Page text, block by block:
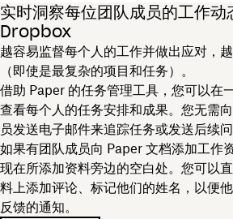
实时洞察每位团队成员的工作动
Dropbox
越容易监督每个人的工作并做出应对，
（即使是最复杂的项目和任务）。
借助 Paper 的任务管理工具，您可以在
查看每个人的任务安排和成果。您无需
员发送电子邮件来追踪任务或发送后续问
如果有团队成员向 Paper 文档添加工作
现在所添加资料旁边的空白处。您可以
料上添加评论、标记他们的姓名，以便
反馈的通知。